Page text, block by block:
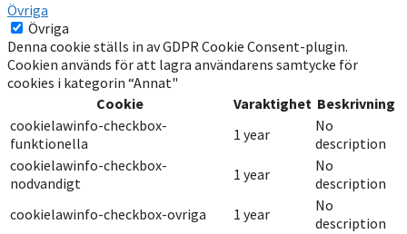
Övriga
Övriga
Denna cookie ställs in av GDPR Cookie Consent-plugin.
Cookien används för att lagra användarens samtycke för
cookies i kategorin “Annat"
Cookie
Varaktighet Beskrivning
cookielawinfo-checkbox-
funktionella
1 year
No
description
cookielawinfo-checkbox-
nodvandigt
1 year
No
description
cookielawinfo-checkbox-ovriga
1 year
No
description